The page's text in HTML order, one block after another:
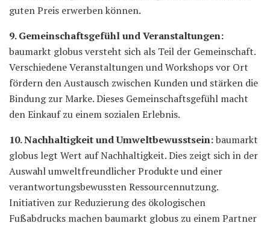
guten Preis erwerben können.
9. Gemeinschaftsgefühl und Veranstaltungen:
baumarkt globus versteht sich als Teil der Gemeinschaft.
Verschiedene Veranstaltungen und Workshops vor Ort
fördern den Austausch zwischen Kunden und stärken die
Bindung zur Marke. Dieses Gemeinschaftsgefühl macht
den Einkauf zu einem sozialen Erlebnis.
10. Nachhaltigkeit und Umweltbewusstsein:baumarkt
globus legt Wert auf Nachhaltigkeit. Dies zeigt sich in der
Auswahl umweltfreundlicher Produkte und einer
verantwortungsbewussten Ressourcennutzung.
Initiativen zur Reduzierung des ökologischen
Fußabdrucks machen baumarkt globus zu einem Partner